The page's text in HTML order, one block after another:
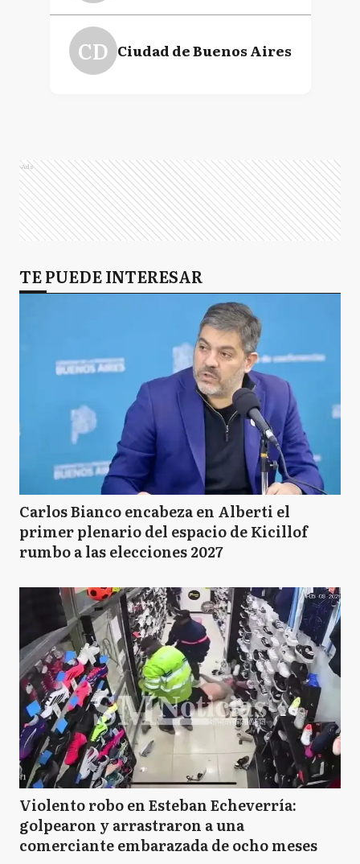
CD Ciudad de Buenos Aires
Ads
TE PUEDE INTERESAR
Carlos Bianco encabeza en Alberti el
primer plenario del espacio de Kicillof
rumbo a las elecciones 2027
Violento robo en Esteban Echeverría:
golpearon y arrastraron a una
comerciante embarazada de ocho meses